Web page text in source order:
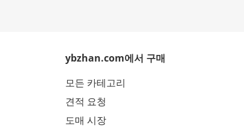
ybzhan.com에서 구매
모든 카테고리
견적 요청
도매 시장